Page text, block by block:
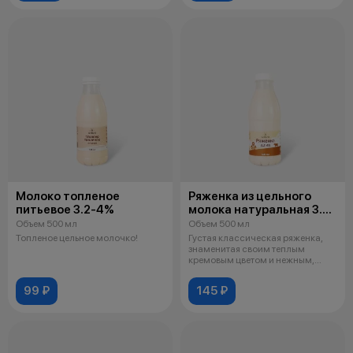
Молоко топленое
питьевое 3.2-4%
Объем 500 мл
Топленое цельное молочко!
99 ₽
Ряженка из цельного
молока натуральная 3.2-
4%
Объем 500 мл
Густая классическая ряженка,
знаменитая своим теплым
кремовым цветом и нежным,
145 ₽